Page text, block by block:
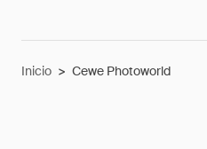
Inicio > Cewe Photoworld